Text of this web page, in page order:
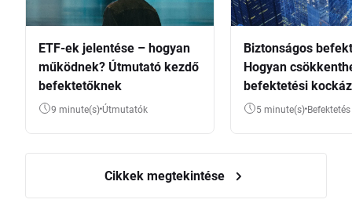
ETF-ek jelentése – hogyan
működnek? Útmutató kezdő
befektetőknek
9 minute(s) Útmutatók
Biztonságos
Hogyan
befektetési
5 minute(s) Befektetés
Cikkek megtekintése